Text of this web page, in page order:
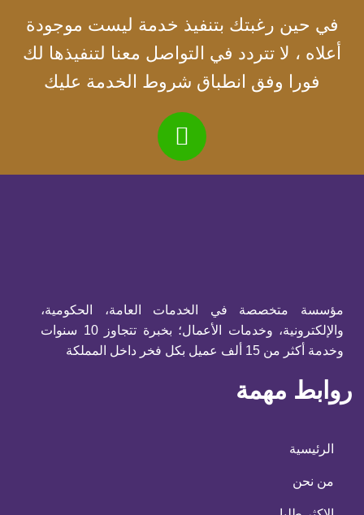
في حين رغبتك بتنفيذ خدمة ليست موجودة
أعلاه ، لا تتردد في التواصل معنا لتنفيذها لك
فورا وفق انطباق شروط الخدمة عليك
مؤسسة متخصصة في الخدمات العامة، الحكومية،
والإلكترونية، وخدمات الأعمال؛ بخبرة تتجاوز 10 سنوات
وخدمة أكثر من 15 ألف عميل بكل فخر داخل المملكة
روابط مهمة
الرئيسية
من نحن